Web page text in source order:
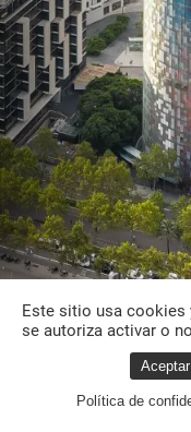
Este sitio usa cookies
se autoriza activar o no
Política de